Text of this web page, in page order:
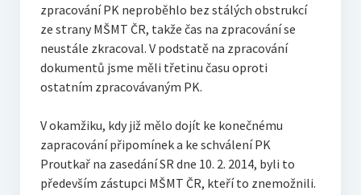
zpracování PK neproběhlo bez stálých obstrukcí
ze strany MŠMT ČR, takže čas na zpracování se
neustále zkracoval. V podstatě na zpracování
dokumentů jsme měli třetinu času oproti
ostatním zpracovávaným PK.
V okamžiku, kdy již mělo dojít ke konečnému
zapracování připomínek a ke schválení PK
Proutkař na zasedání SR dne 10. 2. 2014, byli to
především zástupci MŠMT ČR, kteří to znemožnili.